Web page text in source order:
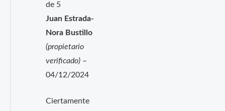
de 5
Juan Estrada-
Nora Bustillo
(propietario
verificado) –
04/12/2024
Ciertamente